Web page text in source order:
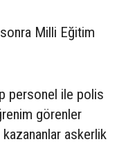
Milli Eğitim
personel ile polis
görenler
kazananlar askerlik